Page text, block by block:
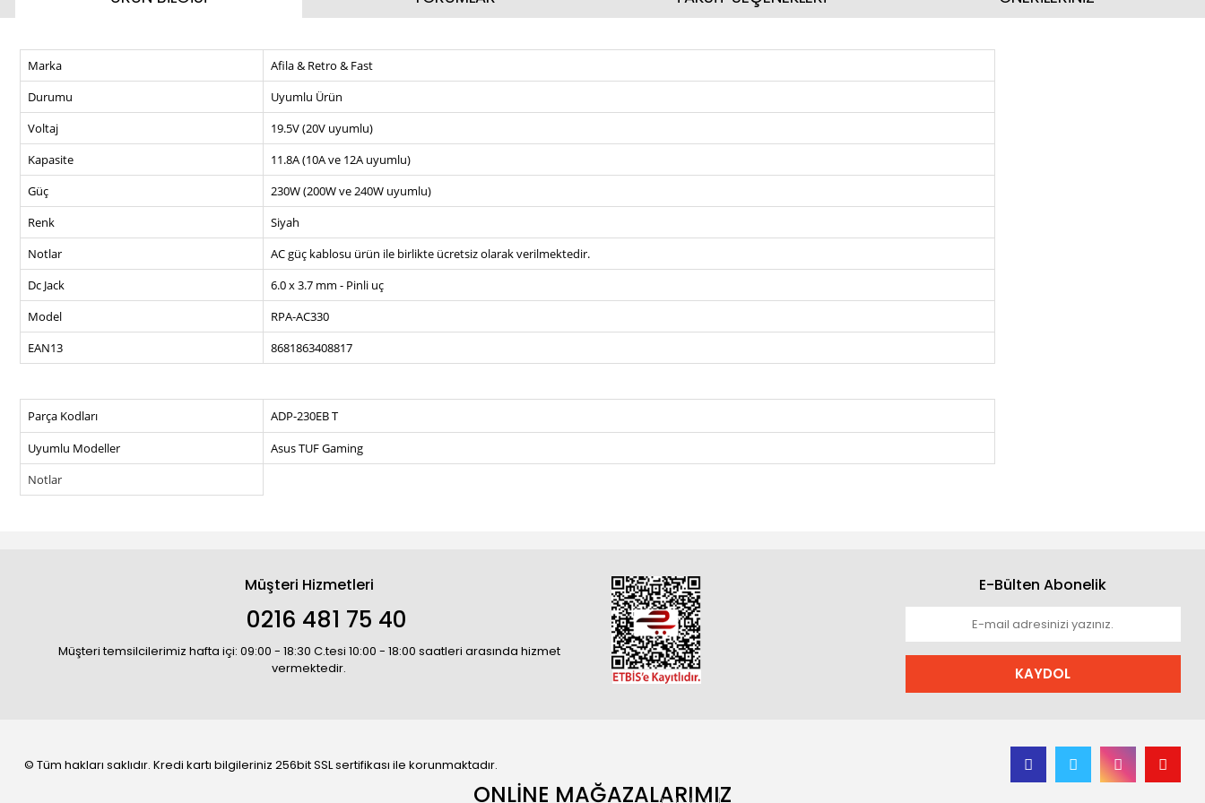
Marka
Afila & Retro & Fast
Durumu
Uyumlu Ürün
Voltaj
19.5V (20V uyumlu)
Kapasite
11.8A (10A ve 12A uyumlu)
Güç
230W (200W ve 240W uyumlu)
Renk
Siyah
Notlar
AC güç kablosu ürün ile birlikte ücretsiz olarak verilmektedir.
Dc Jack
6.0 x 3.7 mm - Pinli uç
Model
RPA-AC330
EAN13
8681863408817
Parça Kodları
ADP-230EB T
Uyumlu Modeller
Asus TUF Gaming
Notlar
Müşteri Hizmetleri
0216 481 75 40
Müşteri temsilcilerimiz hafta içi: 09:00 - 18:30 C.tesi 10:00 - 18:00 saatleri arasında hizmet
vermektedir.
E-Bülten Abonelik
KAYDOL
© Tüm hakları saklıdır. Kredi kartı bilgileriniz 256bit SSL sertifikası ile korunmaktadır.
ONLİNE MAĞAZALARIMIZ